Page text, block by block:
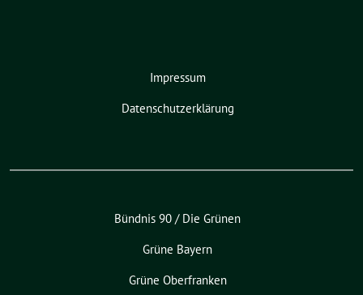
Impressum
Datenschutzerklärung
Bündnis 90 / Die Grünen
Grüne Bayern
Grüne Oberfranken